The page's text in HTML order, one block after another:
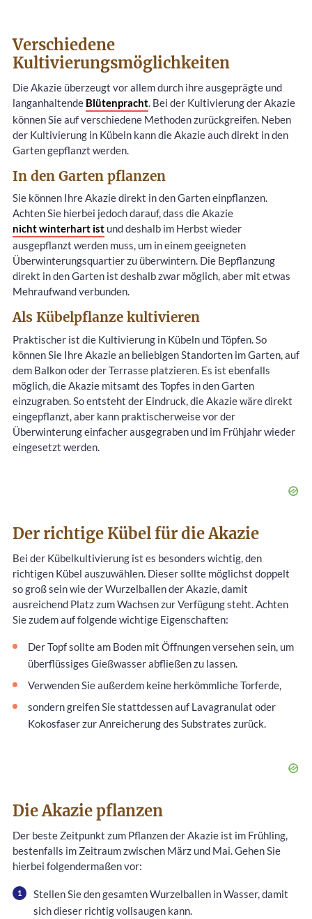
Verschiedene
Kultivierungsmöglichkeiten
Die Akazie überzeugt vor allem durch ihre ausgeprägte und
langanhaltende Blütenpracht . Bei der Kultivierung der Akazie
können Sie auf verschiedene Methoden zurückgreifen. Neben
der Kultivierung in Kübeln kann die Akazie auch direkt in den
Garten gepflanzt werden.
In den Garten pflanzen
Sie können Ihre Akazie direkt in den Garten einpflanzen.
Achten Sie hierbei jedoch darauf, dass die Akazie
nicht winterhart ist und deshalb im Herbst wieder
ausgepflanzt werden muss, um in einem geeigneten
Überwinterungsquartier zu überwintern. Die Bepflanzung
direkt in den Garten ist deshalb zwar möglich, aber mit etwas
Mehraufwand verbunden.
Als Kübelpflanze kultivieren
Praktischer ist die Kultivierung in Kübeln und Töpfen. So
können Sie Ihre Akazie an beliebigen Standorten im Garten, auf
dem Balkon oder der Terrasse platzieren. Es ist ebenfalls
möglich, die Akazie mitsamt des Topfes in den Garten
einzugraben. So entsteht der Eindruck, die Akazie wäre direkt
eingepflanzt, aber kann praktischerweise vor der
Überwinterung einfacher ausgegraben und im Frühjahr wieder
eingesetzt werden.
Der richtige Kübel für die Akazie
Bei der Kübelkultivierung ist es besonders wichtig, den
richtigen Kübel auszuwählen. Dieser sollte möglichst doppelt
so groß sein wie der Wurzelballen der Akazie, damit
ausreichend Platz zum Wachsen zur Verfügung steht. Achten
Sie zudem auf folgende wichtige Eigenschaften:
Der Topf sollte am Boden mit Öffnungen versehen sein, um
überflüssiges Gießwasser abfließen zu lassen.
Verwenden Sie außerdem keine herkömmliche Torferde,
sondern greifen Sie stattdessen auf Lavagranulat oder
Kokosfaser zur Anreicherung des Substrates zurück.
Die Akazie pflanzen
Der beste Zeitpunkt zum Pflanzen der Akazie ist im Frühling,
bestenfalls im Zeitraum zwischen März und Mai. Gehen Sie
hierbei folgendermaßen vor:
Stellen Sie den gesamten Wurzelballen in Wasser, damit
sich dieser richtig vollsaugen kann.